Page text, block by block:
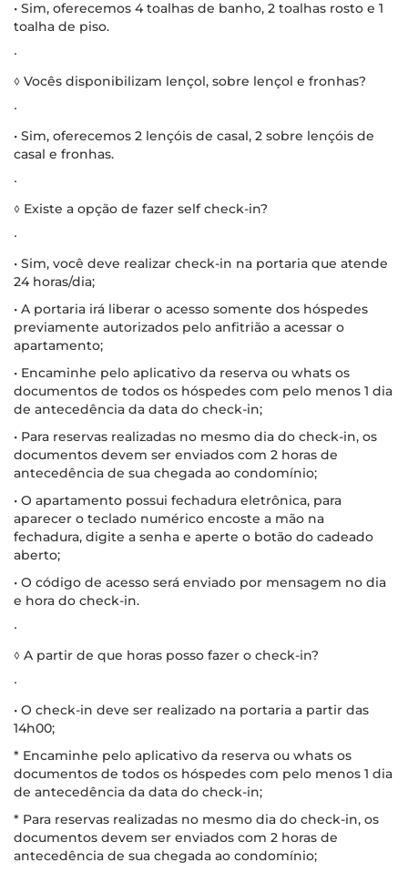
• Sim, oferecemos 4 toalhas de banho, 2 toalhas rosto e 1
toalha de piso.
∙
◊ Vocês disponibilizam lençol, sobre lençol e fronhas?
∙
• Sim, oferecemos 2 lençóis de casal, 2 sobre lençóis de
casal e fronhas.
∙
◊ Existe a opção de fazer self check-in?
∙
• Sim, você deve realizar check-in na portaria que atende
24 horas/dia;
• A portaria irá liberar o acesso somente dos hóspedes
previamente autorizados pelo anfitrião a acessar o
apartamento;
• Encaminhe pelo aplicativo da reserva ou whats os
documentos de todos os hóspedes com pelo menos 1 dia
de antecedência da data do check-in;
• Para reservas realizadas no mesmo dia do check-in, os
documentos devem ser enviados com 2 horas de
antecedência de sua chegada ao condomínio;
• O apartamento possui fechadura eletrônica, para
aparecer o teclado numérico encoste a mão na
fechadura, digite a senha e aperte o botão do cadeado
aberto;
• O código de acesso será enviado por mensagem no dia
e hora do check-in.
∙
◊ A partir de que horas posso fazer o check-in?
∙
• O check-in deve ser realizado na portaria a partir das
14h00;
* Encaminhe pelo aplicativo da reserva ou whats os
documentos de todos os hóspedes com pelo menos 1 dia
de antecedência da data do check-in;
* Para reservas realizadas no mesmo dia do check-in, os
documentos devem ser enviados com 2 horas de
antecedência de sua chegada ao condomínio;